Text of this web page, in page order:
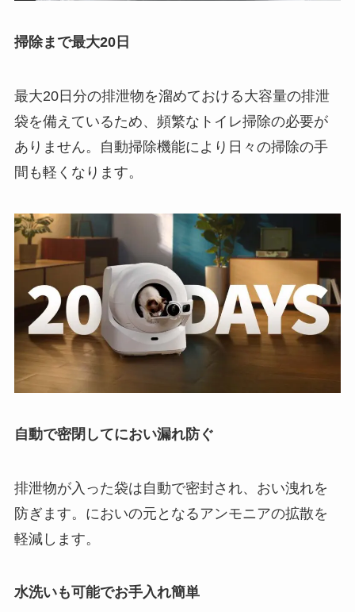
掃除まで最大20日
最大20日分の排泄物を溜めておける大容量の排泄
袋を備えているため、頻繁なトイレ掃除の必要が
ありません。自動掃除機能により日々の掃除の手
間も軽くなります。
自動で密閉してにおい漏れ防ぐ
排泄物が入った袋は自動で密封され、おい洩れを
防ぎます。においの元となるアンモニアの拡散を
軽減します。
水洗いも可能でお手入れ簡単